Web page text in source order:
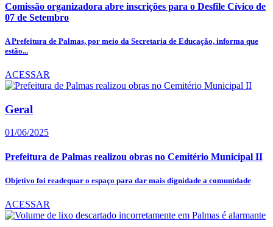
Comissão organizadora abre inscrições para o Desfile Cívico de
07 de Setembro
A Prefeitura de Palmas, por meio da Secretaria de Educação, informa que
estão...
ACESSAR
Geral
01/06/2025
Prefeitura de Palmas realizou obras no Cemitério Municipal II
Objetivo foi readequar o espaço para dar mais dignidade a comunidade
ACESSAR